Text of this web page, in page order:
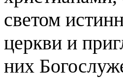
светом
церкви и
них